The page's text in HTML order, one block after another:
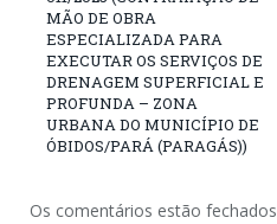
MÃO DE OBRA
ESPECIALIZADA PARA
EXECUTAR OS SERVIÇOS DE
DRENAGEM SUPERFICIAL E
PROFUNDA – ZONA
URBANA DO MUNICÍPIO DE
ÓBIDOS/PARÁ (PARAGÁS))
Os comentários estão